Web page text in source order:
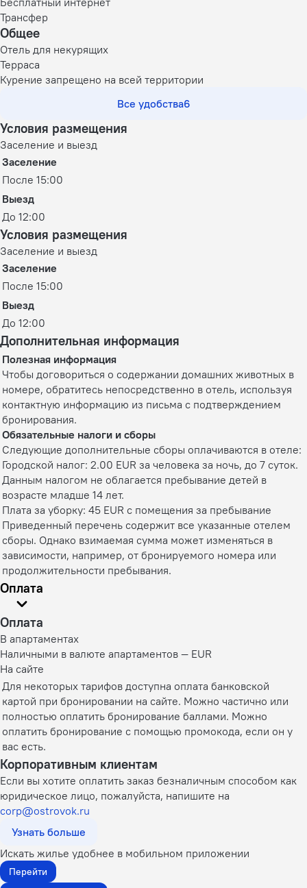
Трансфер
Общее
Отель для некурящих
Терраса
Курение запрещено на всей территории
Все удобства6
Условия размещения
Заселение и выезд
Заселение
После 15:00
Выезд
До 12:00
Условия размещения
Заселение и выезд
Заселение
После 15:00
Выезд
До 12:00
Дополнительная информация
Полезная информация
Чтобы договориться о содержании домашних животных в
номере, обратитесь непосредственно в отель, используя
контактную информацию из письма с подтверждением
бронирования.
Обязательные налоги и сборы
Следующие дополнительные сборы оплачиваются в отеле:
Городской налог: 2.00 EUR за человека за ночь, до 7 суток.
Данным налогом не облагается пребывание детей в
возрасте младше 14 лет.
Плата за уборку: 45 EUR с помещения за пребывание
Приведенный перечень содержит все указанные отелем
сборы. Однако взимаемая сумма может изменяться в
зависимости, например, от бронируемого номера или
продолжительности пребывания.
Оплата
Оплата
В апартаментах
Наличными в валюте апартаментов — EUR
На сайте
Для некоторых тарифов доступна оплата банковской
картой при бронировании на сайте. Можно частично или
полностью оплатить бронирование баллами. Можно
оплатить бронирование с помощью промокода, если он у
вас есть.
Корпоративным клиентам
Если вы хотите оплатить заказ безналичным способом как
юридическое лицо, пожалуйста, напишите на
corp@ostrovok.ru
Узнать больше
Искать жилье удобнее в мобильном приложении
Перейти